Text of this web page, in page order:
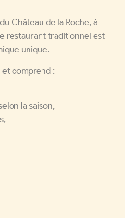
Château de la Roche, à
restaurant traditionnel est
unique.
et comprend :
la saison,